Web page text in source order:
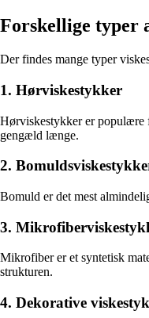
Forskellige typer
Der findes mange typer
1. Hørviskestykker
Hørviskestykker er populære
gengæld længe.
2.
Bomuld er det mest
3.
Mikrofiber er et syntetisk
strukturen.
4. Dekorative